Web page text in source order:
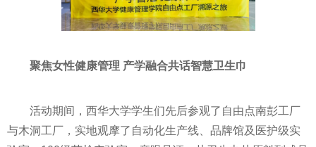
聚焦女性健康管理 产学融合共话智慧卫生巾
活动期间，西华大学学生们先后参观了自由点南彭工厂
与木洞工厂，实地观摩了自动化生产线、品牌馆及医护级实